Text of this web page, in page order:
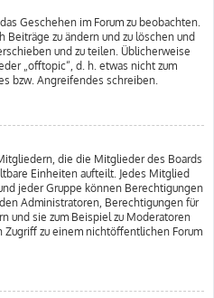
Geschehen im Forum zu beobachten.
zu ändern und zu löschen und
und zu teilen. Üblicherweise
„offtopic“, d. h. etwas nicht zum
bzw. Angreifendes schreiben.
die die Mitglieder des Boards
Einheiten aufteilt. Jedes Mitglied
jeder Gruppe können Berechtigungen
Administratoren, Berechtigungen für
und sie zum Beispiel zu Moderatoren
zu einem nichtöffentlichen Forum